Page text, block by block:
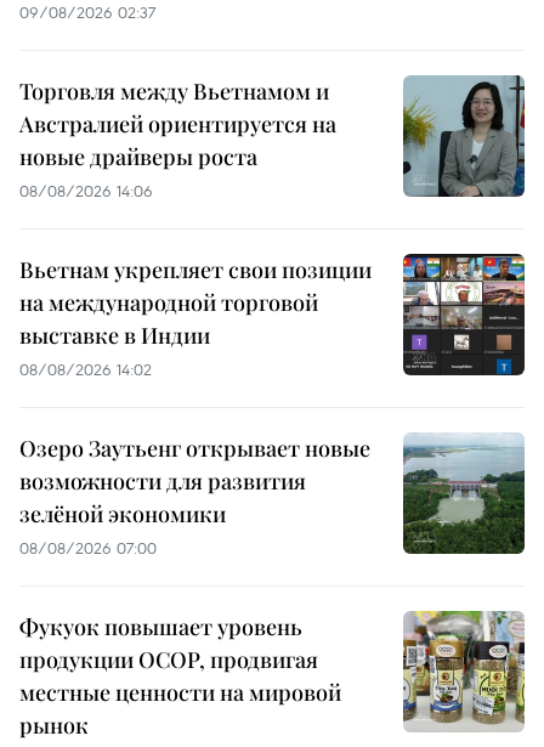
09/08/2026 02:37
Торговля между Вьетнамом и
Австралией ориентируется на
новые драйверы роста
08/08/2026 14:06
Вьетнам укрепляет свои позиции
на международной торговой
выставке в Индии
08/08/2026 14:02
Озеро Заутьенг открывает новые
возможности для развития
зелёной экономики
08/08/2026 07:00
Фукуок повышает уровень
продукции OCOP, продвигая
местные ценности на мировой
рынок